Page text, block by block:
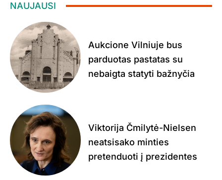
NAUJAUSI
Aukcione Vilniuje bus
parduotas pastatas su
nebaigta statyti bažnyčia
Viktorija Čmilytė-Nielsen
neatsisako minties
pretenduoti į prezidentes